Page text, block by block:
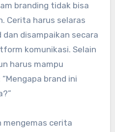
branding tidak bisa
Cerita harus selaras
disampaikan secara
komunikasi. Selain
harus mampu
brand ini
mengemas cerita